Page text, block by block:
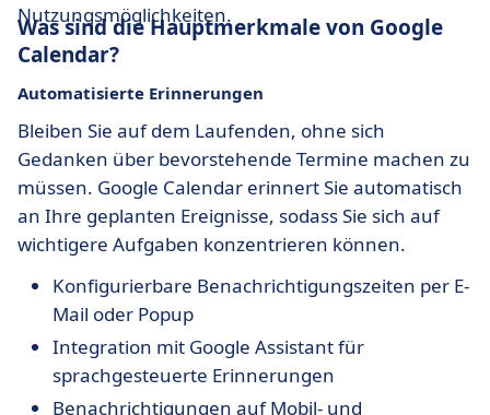
Nutzungsmöglichkeiten.
Was sind die Hauptmerkmale von Google
Calendar?
Automatisierte Erinnerungen
Bleiben Sie auf dem Laufenden, ohne sich
Gedanken über bevorstehende Termine machen zu
müssen. Google Calendar erinnert Sie automatisch
an Ihre geplanten Ereignisse, sodass Sie sich auf
wichtigere Aufgaben konzentrieren können.
Konfigurierbare Benachrichtigungszeiten per E-
Mail oder Popup
Integration mit Google Assistant für
sprachgesteuerte Erinnerungen
Benachrichtigungen auf Mobil- und